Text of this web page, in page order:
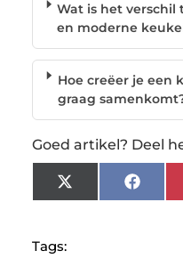
Wat is het verschil
en moderne
Hoe creëer je een
graag
Goed artikel? Deel
X
(Twitter)
Tags: